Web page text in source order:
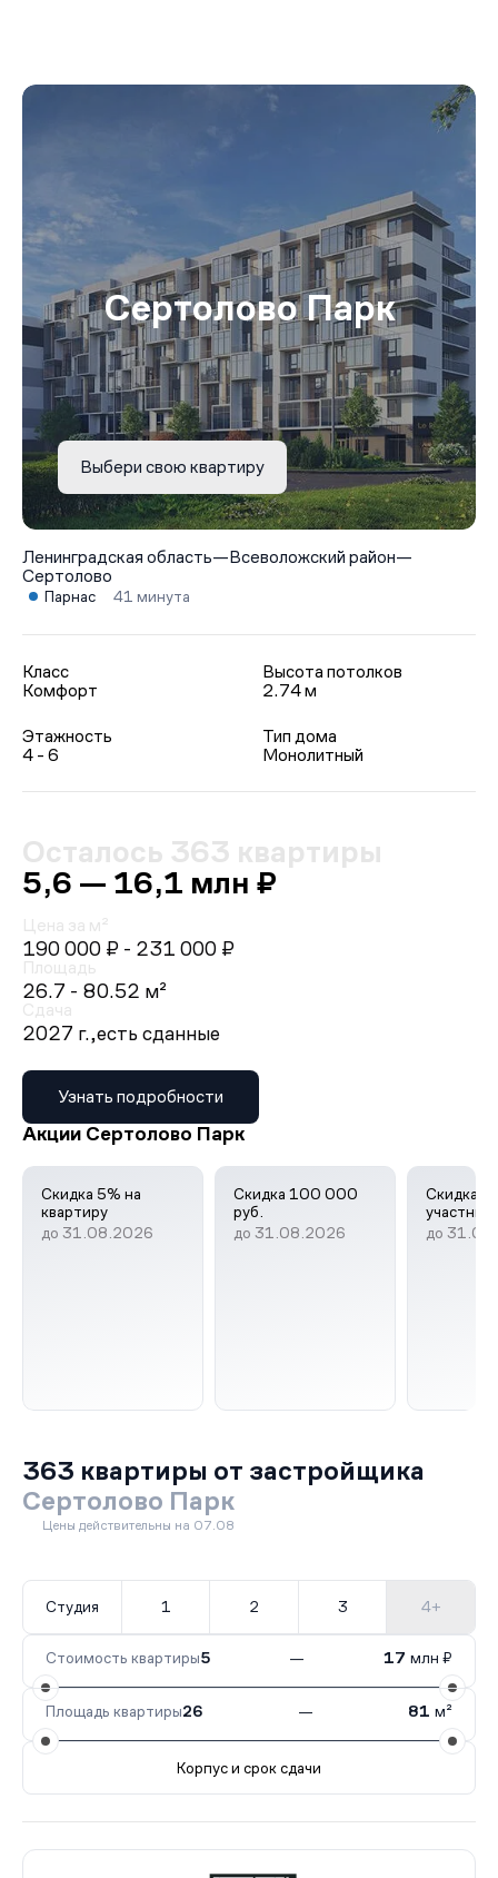
Сертолово Парк
Выбери свою квартиру
Ленинградская область—Всеволожский район—
Сертолово
Парнас 41 минута
Класс
Комфорт
Высота потолков
2.74 м
Этажность
4 - 6
Тип дома
Монолитный
Осталось 363 квартиры
5,6 — 16,1 млн ₽
Цена за м²
190 000 ₽ - 231 000 ₽
Площадь
26.7 - 80.52 м²
Сдача
2027 г.,есть сданные
Узнать подробности
Акции Сертолово Парк
Скидка 5% на
квартиру
до 31.08.2026
Скидка 100 000
руб.
до 31.08.2026
Скидка
до
363 квартиры от застройщика
Сертолово Парк
Цены действительны на 07.08
Студия 1 2 3 4+
Стоимость квартиры5 — 17 млн ₽
Площадь квартиры26 — 81 м²
Корпус и срок сдачи
4269 кв.II кв. 2027